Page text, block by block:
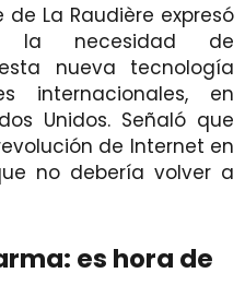
La Raudière expresó
la necesidad de
nueva tecnología
internacionales, en
Unidos. Señaló que
de Internet en
no debería volver a
es hora de